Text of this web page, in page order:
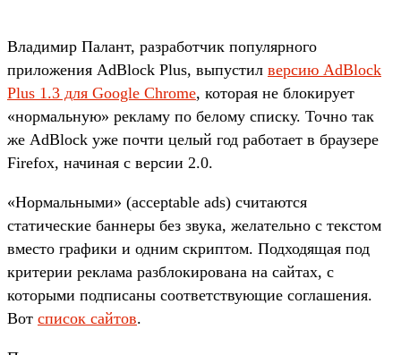
Владимир Палант, разработчик популярного
приложения AdBlock Plus, выпустил версию AdBlock
Plus 1.3 для Google Chrome, которая не блокирует
«нормальную» рекламу по белому списку. Точно так
же AdBlock уже почти целый год работает в браузере
Firefox, начиная с версии 2.0.
«Нормальными» (acceptable ads) считаются
статические баннеры без звука, желательно с текстом
вместо графики и одним скриптом. Подходящая под
критерии реклама разблокирована на сайтах, с
которыми подписаны соответствующие соглашения.
Вот список сайтов.